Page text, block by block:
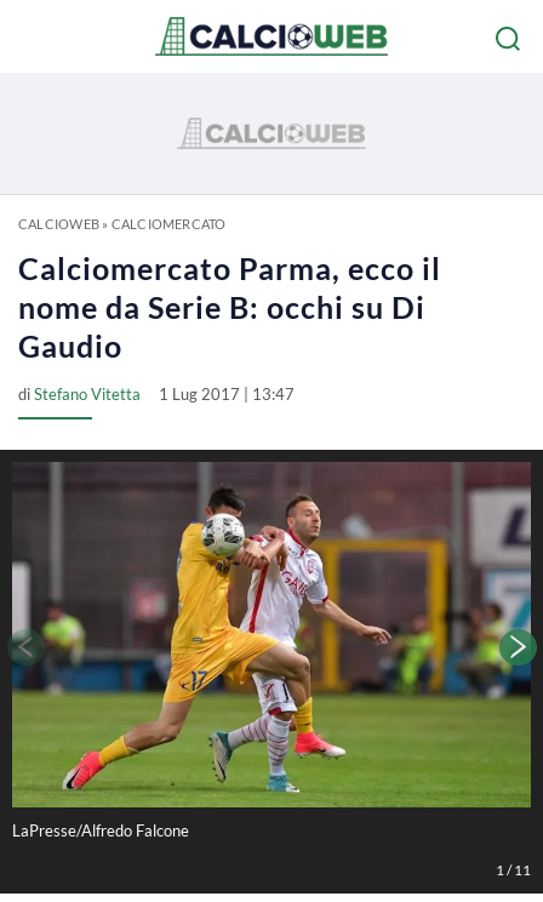
CALCIOWEB» CALCIOMERCATO
Calciomercato Parma, ecco il
nome da Serie B: occhi su Di
Gaudio
diStefano Vitetta 1 Lug 2017 | 13:47
LaPresse/Alfredo Falcone
1 /11